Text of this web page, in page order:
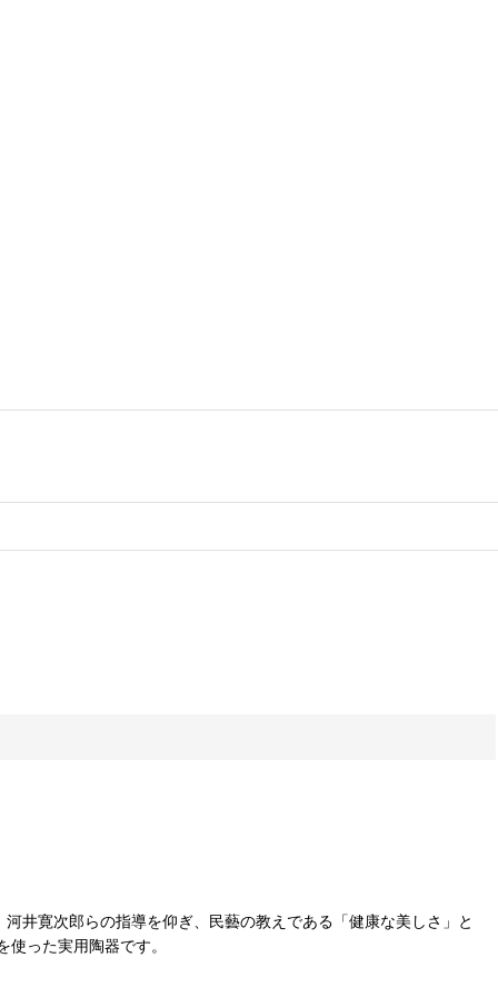
井寛次郎らの指導を仰ぎ、民藝の教えである「健康な美しさ」と
った実用陶器です。